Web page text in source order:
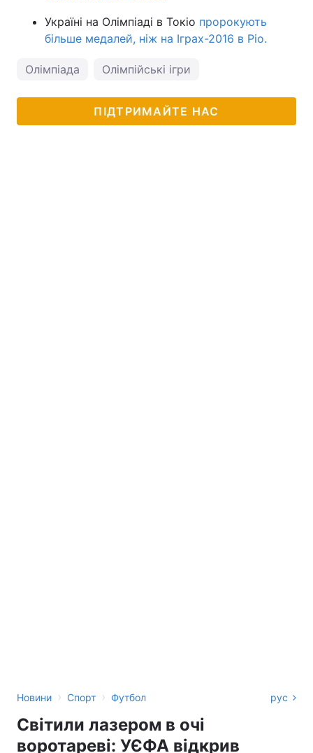
Україні на Олімпіаді в Токіо пророкують
більше медалей, ніж на Іграх-2016 в Ріо.
Олімпіада Олімпійські ігри
ПІДТРИМАЙТЕ НАС
Новини › Спорт › Футбол рус
Світили лазером в очі
воротареві: УЄФА відкрив